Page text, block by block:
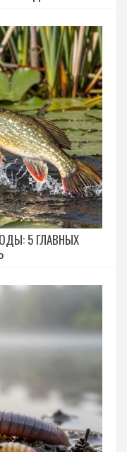
5 ГЛАВНЫХ